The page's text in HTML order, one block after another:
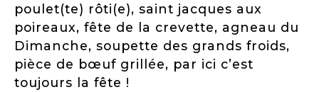
poulet(te) rôti(e), saint jacques aux
poireaux, fête de la crevette, agneau du
Dimanche, soupette des grands froids,
pièce de bœuf grillée, par ici c’est
toujours la fête !